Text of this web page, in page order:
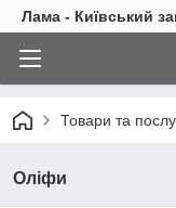
Лама - Київський
Товари та
Оліфи